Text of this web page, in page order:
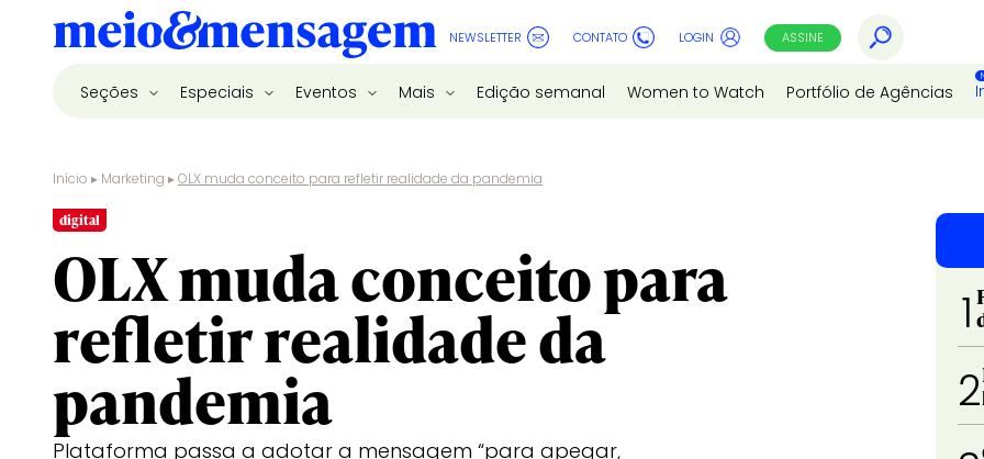
NEWSLETTER CONTATO LOGIN ASSINE
Seções Especiais Eventos Mais Edição semanal Women to Watch Portfólio de Agências
Início ▸ Marketing ▸OLX muda conceito para refletir realidade da pandemia
digital
OLX muda conceito para
refletir realidade da
pandemia
Plataforma passa a adotar a mensagem “para apegar,
1
2